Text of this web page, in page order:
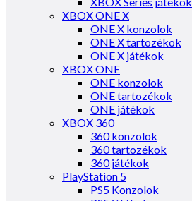
XBOX ONE X
ONE X konzolok
ONE X tartozékok
ONE X játékok
XBOX ONE
ONE konzolok
ONE tartozékok
ONE játékok
XBOX 360
360 konzolok
360 tartozékok
360 játékok
PlayStation 5
PS5 Konzolok